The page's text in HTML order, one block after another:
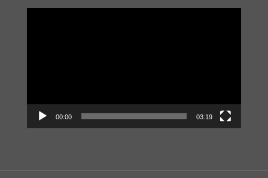
00:00 03:19